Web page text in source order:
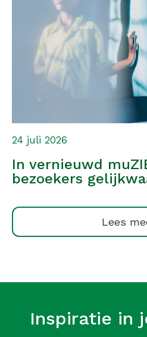
In vernieuwd
bezoekers
24 juli 2026
Lees
Inspiratie in